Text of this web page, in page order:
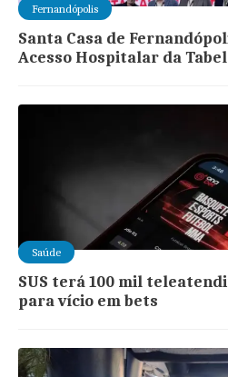
Fernandópolis
Santa Casa de
Acesso Hospitalar da
Saúde
SUS terá 100 mil
para vício em bets